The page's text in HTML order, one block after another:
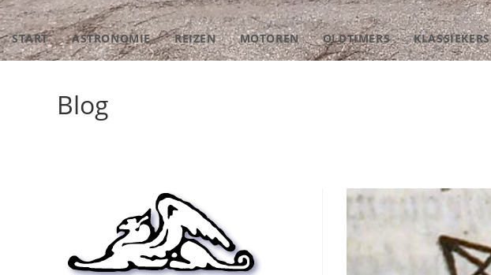
START ASTRONOMIE REIZEN MOTOREN OLDTIMERS KLASSIEKERS
Blog